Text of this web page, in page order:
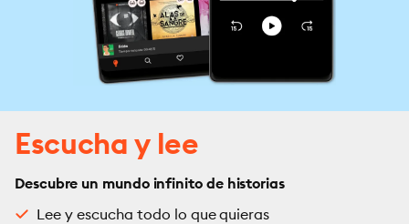
Escucha y lee
Descubre un mundo infinito de historias
Lee y escucha todo lo que quieras